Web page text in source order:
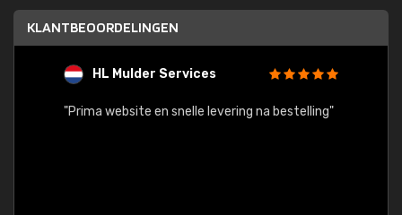
KLANTBEOORDELINGEN
HL Mulder Services
"Prima website en snelle levering na bestelling"